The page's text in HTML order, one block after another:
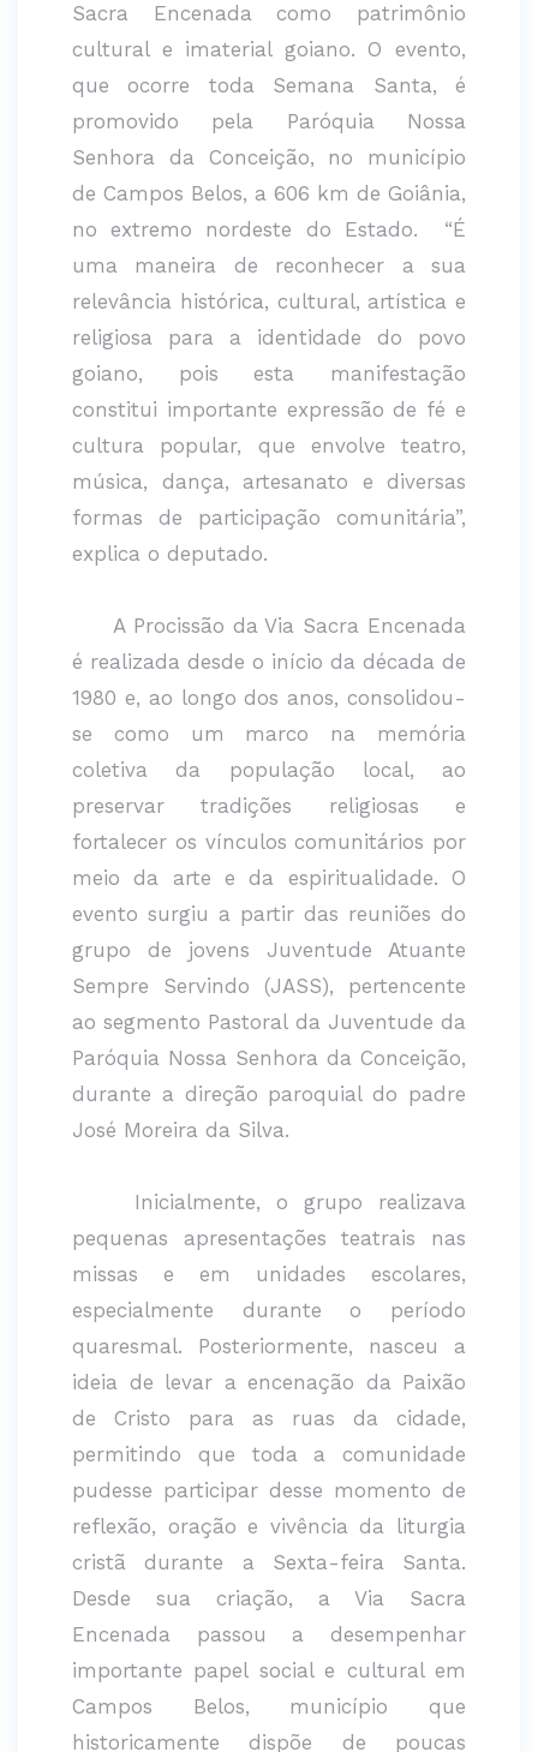
Sacra Encenada como patrimônio
cultural e imaterial goiano. O evento,
que ocorre toda Semana Santa, é
promovido pela Paróquia Nossa
Senhora da Conceição, no município
de Campos Belos, a 606 km de Goiânia,
no extremo nordeste do Estado. “É
uma maneira de reconhecer a sua
relevância histórica, cultural, artística e
religiosa para a identidade do povo
goiano, pois esta manifestação
constitui importante expressão de fé e
cultura popular, que envolve teatro,
música, dança, artesanato e diversas
formas de participação comunitária”,
explica o deputado.
A Procissão da Via Sacra Encenada
é realizada desde o início da década de
1980 e, ao longo dos anos, consolidou-
se como um marco na memória
coletiva da população local, ao
preservar tradições religiosas e
fortalecer os vínculos comunitários por
meio da arte e da espiritualidade. O
evento surgiu a partir das reuniões do
grupo de jovens Juventude Atuante
Sempre Servindo (JASS), pertencente
ao segmento Pastoral da Juventude da
Paróquia Nossa Senhora da Conceição,
durante a direção paroquial do padre
José Moreira da Silva.
Inicialmente, o grupo realizava
pequenas apresentações teatrais nas
missas e em unidades escolares,
especialmente durante o período
quaresmal. Posteriormente, nasceu a
ideia de levar a encenação da Paixão
de Cristo para as ruas da cidade,
permitindo que toda a comunidade
pudesse participar desse momento de
reflexão, oração e vivência da liturgia
cristã durante a Sexta-feira Santa.
Desde sua criação, a Via Sacra
Encenada passou a desempenhar
importante papel social e cultural em
Campos Belos, município que
historicamente dispõe de poucas